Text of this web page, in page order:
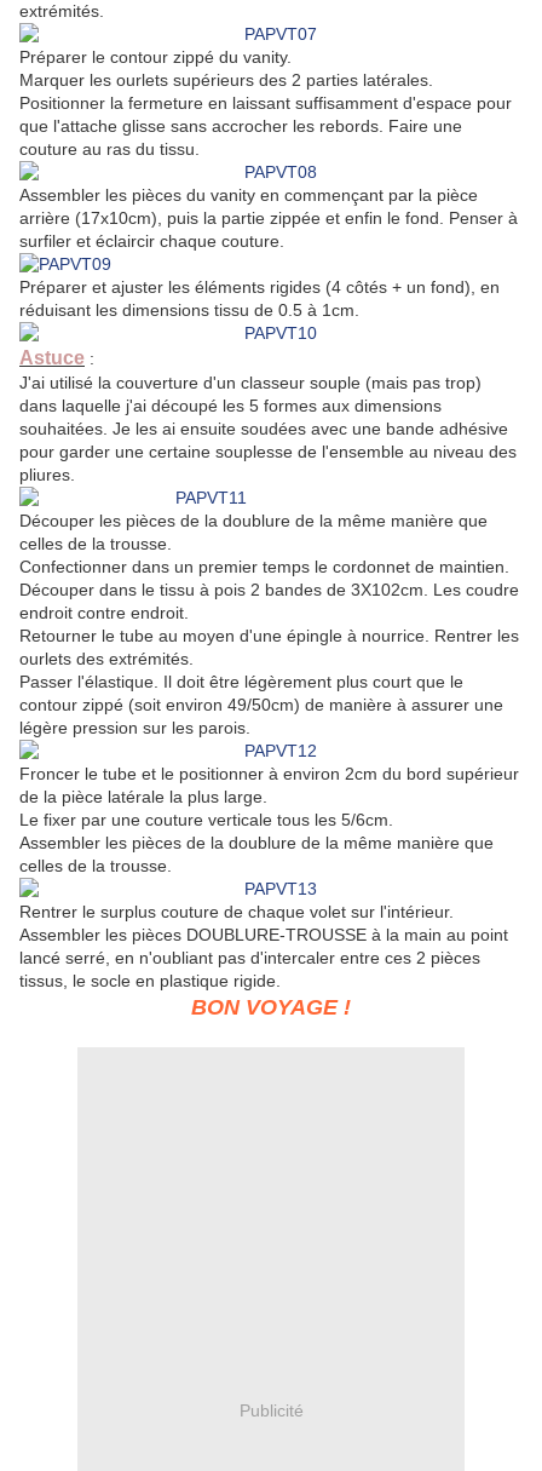
extrémités.
Préparer le contour zippé du vanity.
Marquer les ourlets supérieurs des 2 parties latérales.
Positionner la fermeture en laissant suffisamment d'espace pour
que l'attache glisse sans accrocher les rebords. Faire une
couture au ras du tissu.
Assembler les pièces du vanity en commençant par la pièce
arrière (17x10cm), puis la partie zippée et enfin le fond. Penser à
surfiler et éclaircir chaque couture.
Préparer et ajuster les éléments rigides (4 côtés + un fond), en
réduisant les dimensions tissu de 0.5 à 1cm.
Astuce :
J'ai utilisé la couverture d'un classeur souple (mais pas trop)
dans laquelle j'ai découpé les 5 formes aux dimensions
souhaitées. Je les ai ensuite soudées avec une bande adhésive
pour garder une certaine souplesse de l'ensemble au niveau des
pliures.
Découper les pièces de la doublure de la même manière que
celles de la trousse.
Confectionner dans un premier temps le cordonnet de maintien.
Découper dans le tissu à pois 2 bandes de 3X102cm. Les coudre
endroit contre endroit.
Retourner le tube au moyen d'une épingle à nourrice. Rentrer les
ourlets des extrémités.
Passer l'élastique. Il doit être légèrement plus court que le
contour zippé (soit environ 49/50cm) de manière à assurer une
légère pression sur les parois.
Froncer le tube et le positionner à environ 2cm du bord supérieur
de la pièce latérale la plus large.
Le fixer par une couture verticale tous les 5/6cm.
Assembler les pièces de la doublure de la même manière que
celles de la trousse.
Rentrer le surplus couture de chaque volet sur l'intérieur.
Assembler les pièces DOUBLURE-TROUSSE à la main au point
lancé serré, en n'oubliant pas d'intercaler entre ces 2 pièces
tissus, le socle en plastique rigide.
BON VOYAGE !
Publicité